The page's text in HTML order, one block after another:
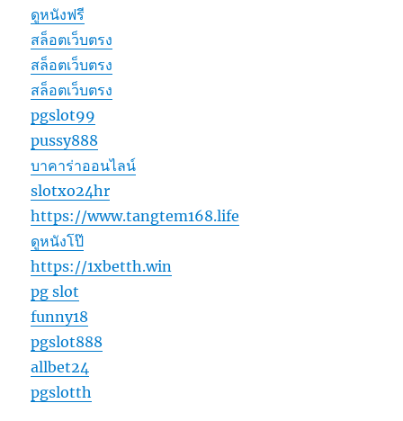
ดูหนังฟรี
สล็อตเว็บตรง
สล็อตเว็บตรง
สล็อตเว็บตรง
pgslot99
pussy888
บาคาร่าออนไลน์
slotxo24hr
https://www.tangtem168.life
ดูหนังโป๊
https://1xbetth.win
pg slot
funny18
pgslot888
allbet24
pgslotth